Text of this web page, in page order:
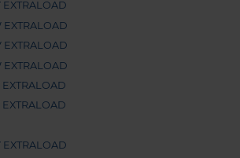
EXTRALOAD
EXTRALOAD
EXTRALOAD
EXTRALOAD
EXTRALOAD
EXTRALOAD
EXTRALOAD